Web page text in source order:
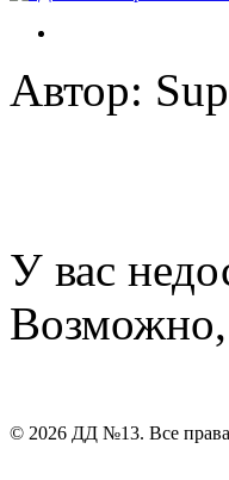
Автор:
У вас
Возможно,
© 2026 ДД №13. Все